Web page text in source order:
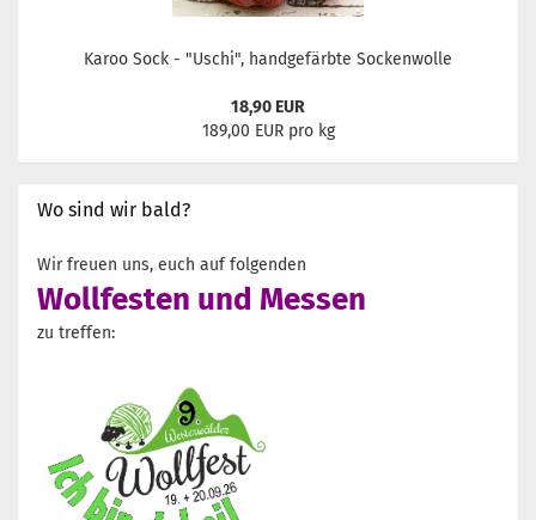
Karoo Sock - "Uschi", handgefärbte Sockenwolle
18,90 EUR
189,00 EUR pro kg
Wo sind wir bald?
Wir freuen uns, euch auf folgenden
Wollfesten und Messen
zu treffen: